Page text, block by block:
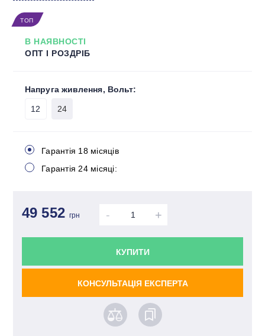
ТОП
В НАЯВНОСТІ
ОПТ І РОЗДРІБ
Напруга живлення, Вольт:
12 24
Гарантія 18 місяців
Гарантія 24 місяці:
49 552грн - +
КУПИТИ
КОНСУЛЬТАЦІЯ ЕКСПЕРТА